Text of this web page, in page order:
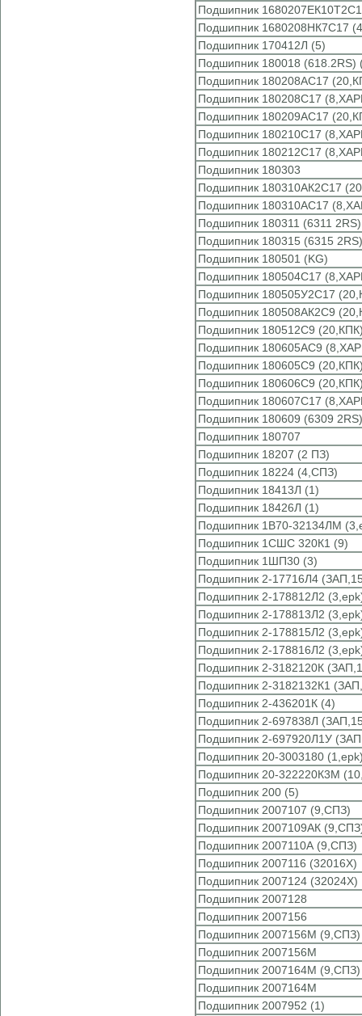
Подшипник
Подшипник 1680208НК7С17
Подшипник 170412Л (5)
Подшипник 180018 (618.2RS)
Подшипник 180208АС17
Подшипник 180208С17
Подшипник 180209АС17
Подшипник 180210С17
Подшипник 180212С17
Подшипник 180303
Подшипник 180310АК2С17
Подшипник 180310АС17
Подшипник 180311 (6311 2RS)
Подшипник 180315 (6315 2RS)
Подшипник 180501 (KG)
Подшипник 180504С17
Подшипник 180505У2С17
Подшипник 180508АК2С9
Подшипник 180512C9
Подшипник 180605АС9
Подшипник 180605С9
Подшипник 180606С9
Подшипник 180607С17
Подшипник 180609 (6309 2RS)
Подшипник 180707
Подшипник 18207 (2 ПЗ)
Подшипник 18224 (4,СПЗ)
Подшипник 18413Л (1)
Подшипник 18426Л (1)
Подшипник 1В70-32134ЛМ
Подшипник 1СШС 320К1 (9)
Подшипник 1ШП30 (3)
Подшипник 2-17716Л4
Подшипник 2-178812Л2
Подшипник 2-178813Л2
Подшипник 2-178815Л2
Подшипник 2-178816Л2
Подшипник 2-3182120К
Подшипник 2-3182132К1
Подшипник 2-436201К (4)
Подшипник 2-697838Л
Подшипник 2-697920Л1У
Подшипник 20-3003180
Подшипник 20-322220К3М
Подшипник 200 (5)
Подшипник 2007107 (9,СПЗ)
Подшипник 2007109АК
Подшипник 2007110А (9,СПЗ)
Подшипник 2007116 (32016X)
Подшипник 2007124 (32024X)
Подшипник 2007128
Подшипник 2007156
Подшипник 2007156М (9,СПЗ)
Подшипник 2007156М
Подшипник 2007164М (9,СПЗ)
Подшипник 2007164М
Подшипник 2007952 (1)